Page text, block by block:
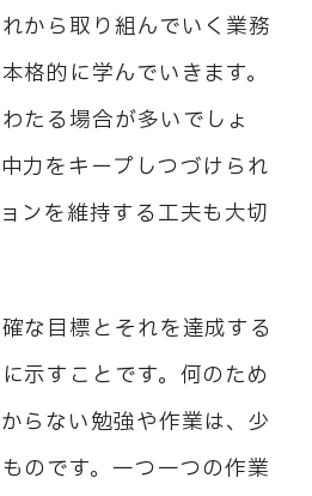
から取り組んでいく業務
格的に学んでいきます。
たる場合が多いでしょ
力をキープしつづけられ
ンを維持する工夫も大切
な目標とそれを達成する
示すことです。何のため
らない勉強や作業は、少
のです。一つ一つの作業